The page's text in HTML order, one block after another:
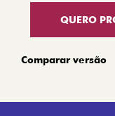
QUERO
Comparar versão